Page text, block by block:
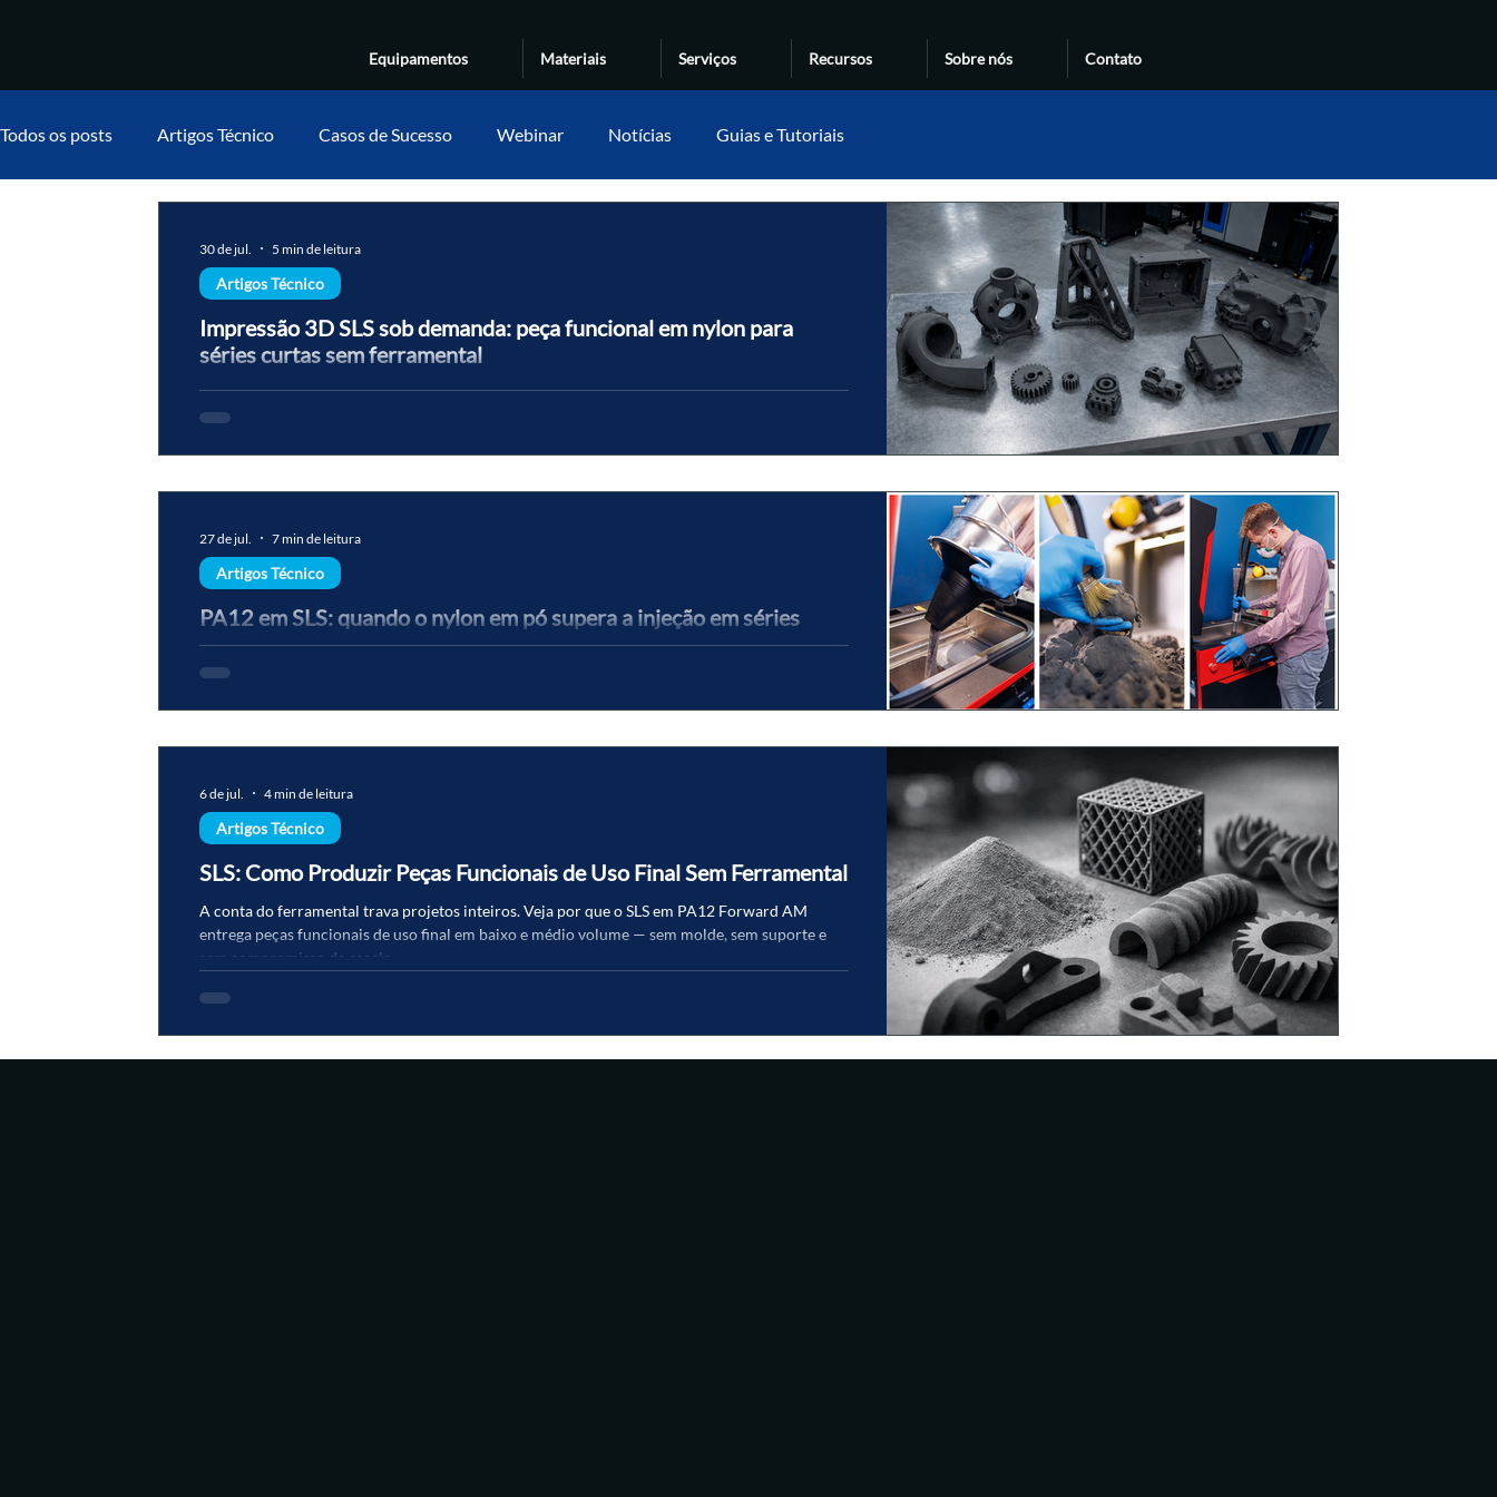
Equipamentos Materiais Serviços Recursos Sobre nós Contato
Todos os posts Artigos Técnico Casos de Sucesso Webinar Notícias Guias e Tutoriais
Impressão 3D SLS sob demanda: peça funcional em nylon para
séries curtas sem ferramental
Como produzir séries curtas de peças funcionais em nylon por SLS, sem ferramental de injeção
e sem CAPEX de máquina própria.
Artigos Técnico
30 de jul. 5 min de leitura
PA12 em SLS: quando o nylon em pó supera a injeção em séries
curtas
PA12 sinterizado em SLS entrega peças isótropas sem ferramental, com resistência mecânica
comparável à injeção — e custo menor para volumes até ~1.000 unidades.
Artigos Técnico
27 de jul. 7 min de leitura
SLS: Como Produzir Peças Funcionais de Uso Final Sem Ferramental
A conta do ferramental trava projetos inteiros. Veja por que o SLS em PA12 Forward AM
entrega peças funcionais de uso final em baixo e médio volume — sem molde, sem suporte e
sem compromisso de escala.
Artigos Técnico
6 de jul. 4 min de leitura